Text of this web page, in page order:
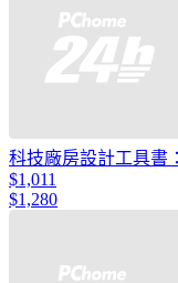
科技廠房設計工具書
$1,011
$1,280